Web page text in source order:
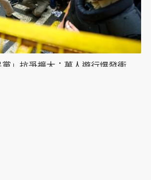
」抗爭擴大：萬人遊行爆發衝